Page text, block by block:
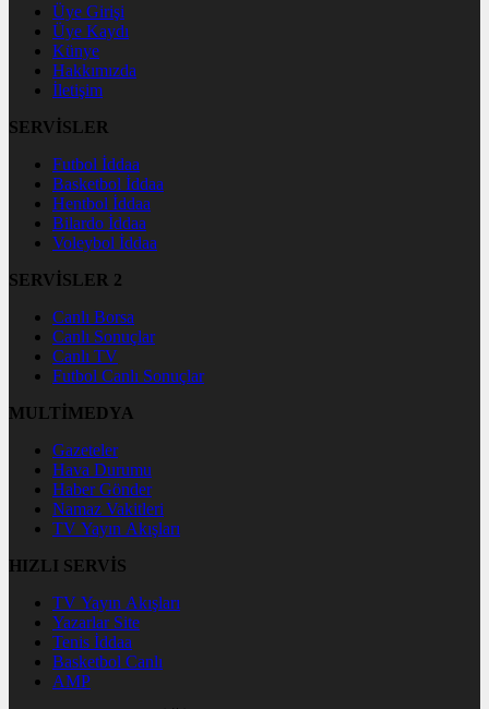
Üye Girişi
Üye Kaydı
Künye
Hakkımızda
İletişim
SERVİSLER
Futbol İddaa
Basketbol İddaa
Hentbol İddaa
Bilardo İddaa
Voleybol İddaa
SERVİSLER 2
Canlı Borsa
Canlı Sonuçlar
Canlı TV
Futbol Canlı Sonuçlar
MULTİMEDYA
Gazeteler
Hava Durumu
Haber Gönder
Namaz Vakitleri
TV Yayın Akışları
HIZLI SERVİS
TV Yayın Akışları
Yazarlar Site
Tenis İddaa
Basketbol Canlı
AMP